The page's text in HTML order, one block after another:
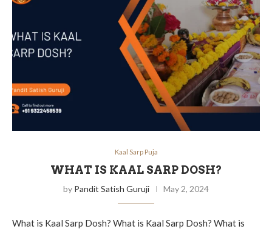
Kaal Sarp Puja
WHAT IS KAAL SARP DOSH?
by Pandit Satish Guruji May 2, 2024
What is Kaal Sarp Dosh? What is Kaal Sarp Dosh? What is